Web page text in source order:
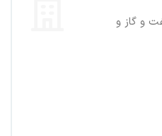
و گاز و